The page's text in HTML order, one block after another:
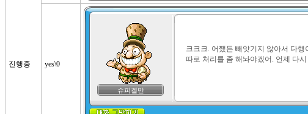
진행중 yes\0
슈피겔만
크크크. 어쨌든 빼앗기지 않아서 다행
따로 처리를 좀 해놔야겠어. 언제 다